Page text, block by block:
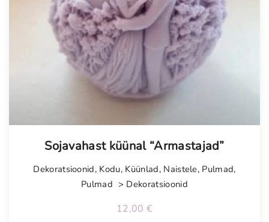
Sojavahast küünal “Armastajad”
Dekoratsioonid, Kodu, Küünlad, Naistele, Pulmad,
Pulmad > Dekoratsioonid
12,00 €